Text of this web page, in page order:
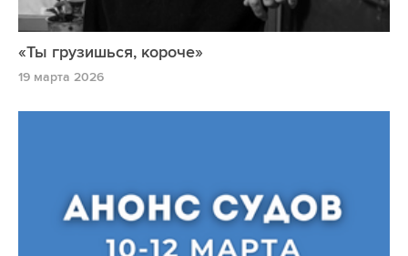
«Ты грузишься, короче»
19 марта 2026